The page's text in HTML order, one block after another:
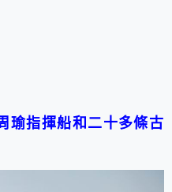
瑜指揮船和二十多條古